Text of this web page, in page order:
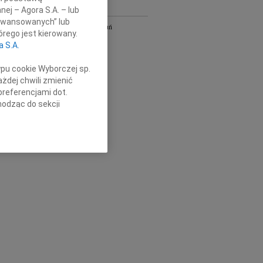
Bydgoszcz i Toruń
Gdańsk
Olsztyn
Płock
Radom
– Agora S.A. – lub
lub
jest kierowany.
S.A.
cookie Wyborczej sp.
chwili zmienić
dot.
do sekcji
przeglądarki.
identyfikacji.
pomiar reklam i